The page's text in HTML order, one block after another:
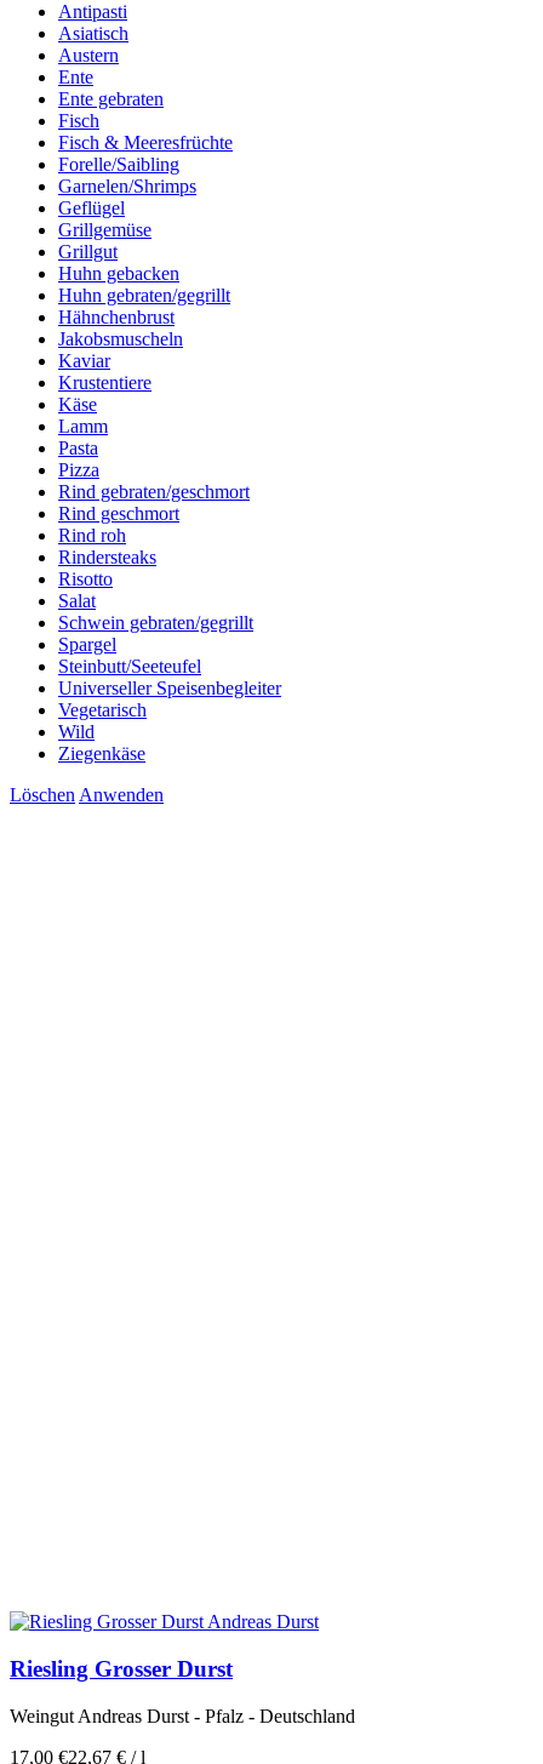
Antipasti
Asiatisch
Austern
Ente
Ente gebraten
Fisch
Fisch & Meeresfrüchte
Forelle/Saibling
Garnelen/Shrimps
Geflügel
Grillgemüse
Grillgut
Huhn gebacken
Huhn gebraten/gegrillt
Hähnchenbrust
Jakobsmuscheln
Kaviar
Krustentiere
Käse
Lamm
Pasta
Pizza
Rind gebraten/geschmort
Rind geschmort
Rind roh
Rindersteaks
Risotto
Salat
Schwein gebraten/gegrillt
Spargel
Steinbutt/Seeteufel
Universeller Speisenbegleiter
Vegetarisch
Wild
Ziegenkäse
Löschen Anwenden
Riesling Grosser Durst
Weingut Andreas Durst - Pfalz - Deutschland
17,00 €22,67 € /l